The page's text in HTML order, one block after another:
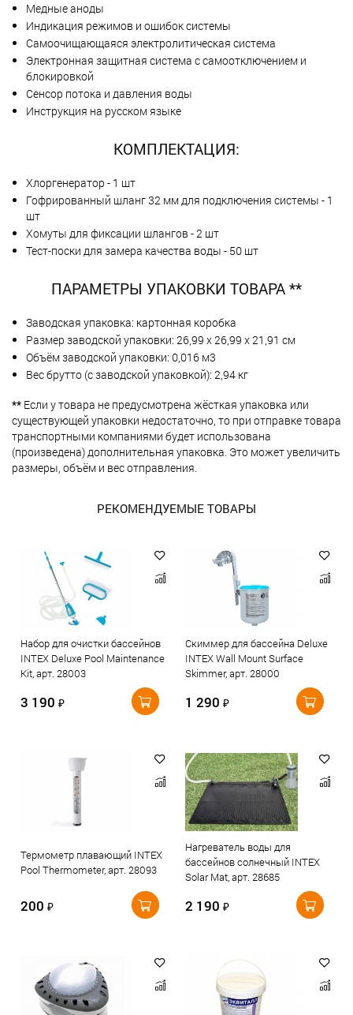
Медные аноды
Индикация режимов и ошибок системы
Самоочищающаяся электролитическая система
Электронная защитная система с самоотключением и
блокировкой
Сенсор потока и давления воды
Инструкция на русском языке
КОМПЛЕКТАЦИЯ:
Хлоргенератор - 1 шт
Гофрированный шланг 32 мм для подключения системы - 1
шт
Хомуты для фиксации шлангов - 2 шт
Тест-поски для замера качества воды - 50 шт
ПАРАМЕТРЫ УПАКОВКИ ТОВАРА **
Заводская упаковка: картонная коробка
Размер заводской упаковки: 26,99 х 26,99 х 21,91 см
Объём заводской упаковки: 0,016 м3
Вес брутто (с заводской упаковкой): 2,94 кг
** Если у товара не предусмотрена жёсткая упаковка или
существующей упаковки недостаточно, то при отправке товара
транспортными компаниями будет использована
(произведена) дополнительная упаковка. Это может увеличить
размеры, объём и вес отправления.
РЕКОМЕНДУЕМЫЕ ТОВАРЫ
Набор для очистки бассейнов
INTEX Deluxe Pool Maintenance
Kit, арт. 28003
3 190 ₽
Скиммер для бассейна Deluxe
INTEX Wall Mount Surface
Skimmer, арт. 28000
1 290 ₽
Термометр плавающий INTEX
Pool Thermometer, арт. 28093
200 ₽
Нагреватель воды для
бассейнов солнечный INTEX
Solar Mat, арт. 28685
2 190 ₽